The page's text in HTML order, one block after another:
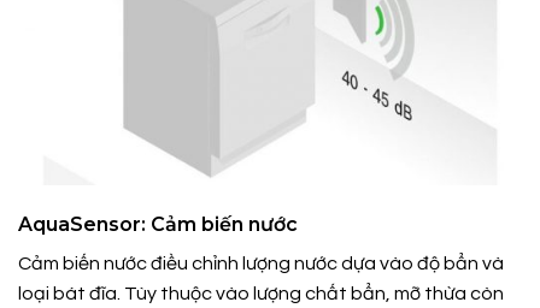
AquaSensor: Cảm biến nước
Cảm biến nước điều chỉnh lượng nước dựa vào độ bẩn và
loại bát đĩa. Tùy thuộc vào lượng chất bẩn, mỡ thừa còn